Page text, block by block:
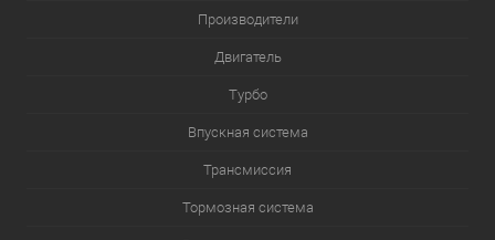
Производители
Двигатель
Турбо
Впускная система
Трансмиссия
Тормозная система